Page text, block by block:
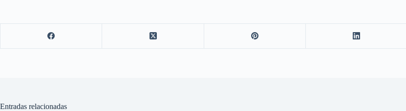
Entradas relacionadas